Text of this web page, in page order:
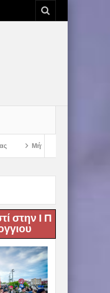
Μητροπολίτου
στην Ι Π